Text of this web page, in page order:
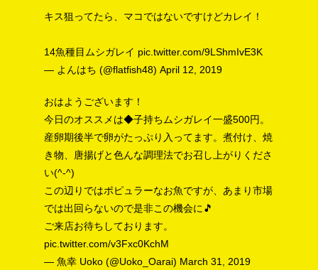
キス狙ってたら、マコではないですけどカレイ！
14魚種目ムシガレイ pic.twitter.com/9LShmIvE3K
— よんはち (@flatfish48)April 12, 2019
おはようございます！
今日のオススメは◆子持ちムシガレイ一盛500円。
産卵期後半で卵がたっぷり入ってます。煮付け、焼
き物、唐揚げと色んな調理法でお召し上がりくださ
い(^-^)
この辺りではポピュラーなお魚ですが、あまり市場
では出回らないので是非この機会に🎵
ご来店お待ちしております。
pic.twitter.com/v3Fxc0KchM
— 魚幸 Uoko (@Uoko_Oarai) March 31, 2019